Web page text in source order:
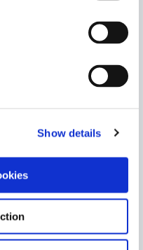
Show details
présente une
et aux produits
rémanente. Ce joint
et durcit à la
secondes.